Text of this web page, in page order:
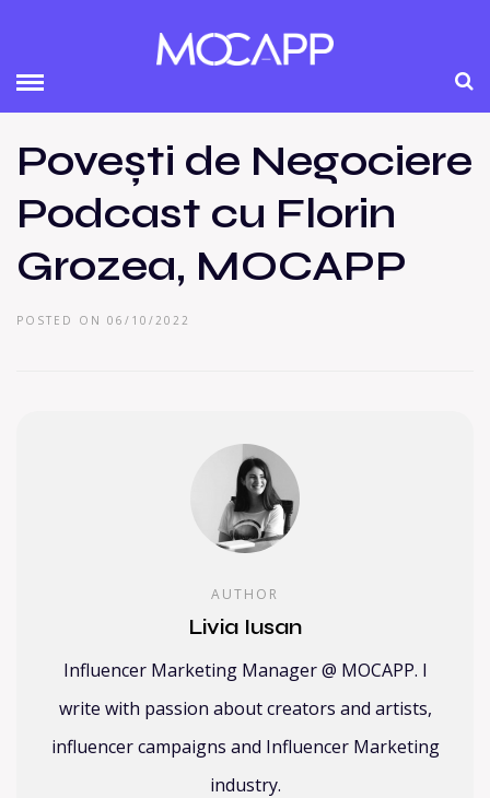
Povești de Negociere
Podcast cu Florin
Grozea, MOCAPP
POSTED ON 06/10/2022
AUTHOR
Livia Iusan
Influencer Marketing Manager @ MOCAPP. I
write with passion about creators and artists,
influencer campaigns and Influencer Marketing
industry.